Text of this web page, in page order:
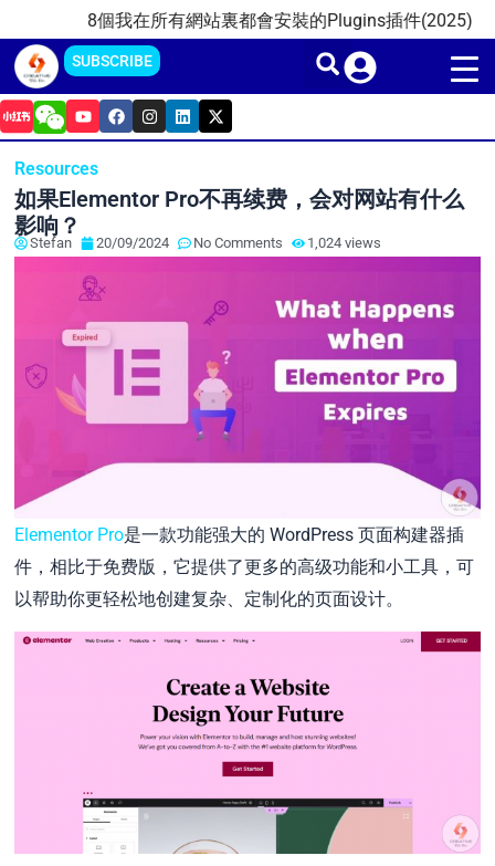
content
8個我在所有網站裏都會安裝的Plugins插件(2025) 2025
SUBSCRIBE
Y
o
u
u
e
F
a
c
o
I
n
s
r
m
L
i
n
i
X
-
t
t
t
r
Resources
如果Elementor Pro不再续费，会对网站有什么
影响？
Stefan 20/09/2024 No Comments 1,024 views
Elementor Pro是一款功能强大的 WordPress 页面构建器插
件，相比于免费版，它提供了更多的高级功能和小工具，可
以帮助你更轻松地创建复杂、定制化的页面设计。